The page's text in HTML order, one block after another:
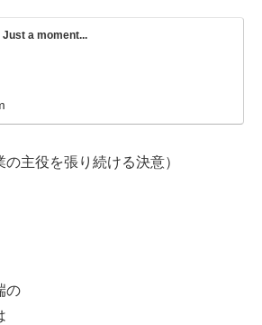
Just a moment...
の主役を張り続ける決意）
の